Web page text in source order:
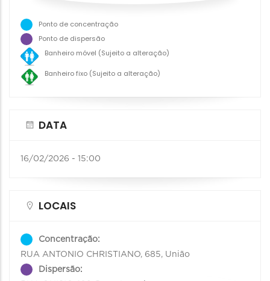
Ponto de concentração
Ponto de dispersão
Banheiro móvel (Sujeito a alteração)
Banheiro fixo (Sujeito a alteração)
DATA
16/02/2026 - 15:00
LOCAIS
Concentração:
RUA ANTONIO CHRISTIANO, 685, União
Dispersão: